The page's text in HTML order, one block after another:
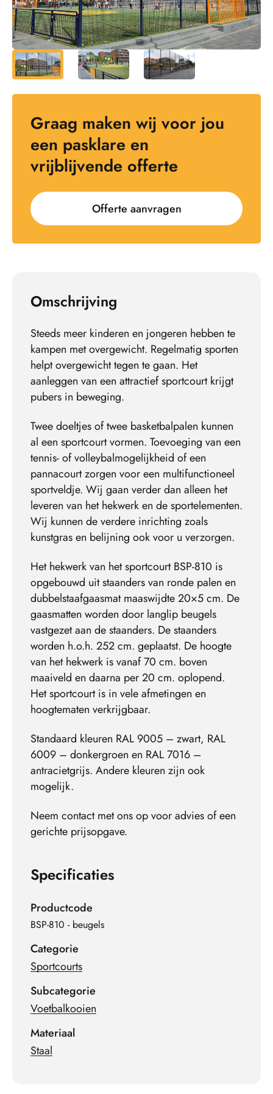
Graag maken wij voor jou
een pasklare en
vrijblijvende offerte
Offerte aanvragen
Omschrijving
Steeds meer kinderen en jongeren hebben te
kampen met overgewicht. Regelmatig sporten
helpt overgewicht tegen te gaan. Het
aanleggen van een attractief sportcourt krijgt
pubers in beweging.
Twee doeltjes of twee basketbalpalen kunnen
al een sportcourt vormen. Toevoeging van een
tennis- of volleybalmogelijkheid of een
pannacourt zorgen voor een multifunctioneel
sportveldje. Wij gaan verder dan alleen het
leveren van het hekwerk en de sportelementen.
Wij kunnen de verdere inrichting zoals
kunstgras en belijning ook voor u verzorgen.
Het hekwerk van het sportcourt BSP-810 is
opgebouwd uit staanders van ronde palen en
dubbelstaafgaasmat maaswijdte 20×5 cm. De
gaasmatten worden door langlip beugels
vastgezet aan de staanders. De staanders
worden h.o.h. 252 cm. geplaatst. De hoogte
van het hekwerk is vanaf 70 cm. boven
maaiveld en daarna per 20 cm. oplopend.
Het sportcourt is in vele afmetingen en
hoogtematen verkrijgbaar.
Standaard kleuren RAL 9005 – zwart, RAL
6009 – donkergroen en RAL 7016 –
antracietgrijs. Andere kleuren zijn ook
mogelijk.
Neem contact met ons op voor advies of een
gerichte prijsopgave.
Specificaties
Productcode
BSP-810 - beugels
Categorie
Sportcourts
Subcategorie
Voetbalkooien
Materiaal
Staal